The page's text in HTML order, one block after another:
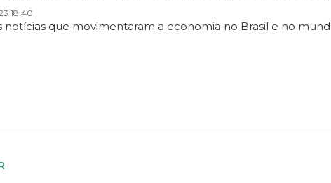
18:40
notícias que movimentaram a economia no Brasil e no